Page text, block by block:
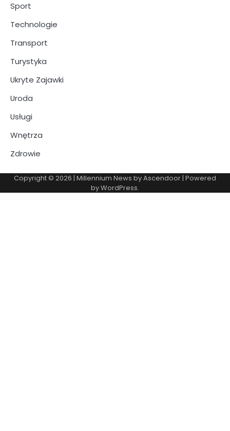
Sport
Technologie
Transport
Turystyka
Ukryte Zajawki
Uroda
Usługi
Wnętrza
Zdrowie
Copyright © 2026 | Millennium News byAscendoor| Powered
byWordPress.